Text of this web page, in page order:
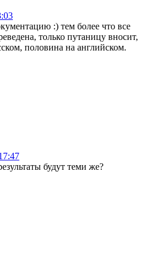
:) тем более что все
только путаницу вносит,
половина на английском.
будут теми же?